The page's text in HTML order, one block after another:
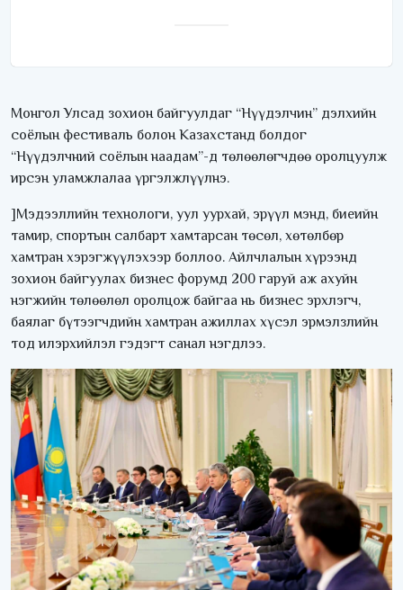
Монгол Улсад зохион байгуулдаг “Нүүдэлчин” дэлхийн
соёлын фестиваль болон Казахстанд болдог
“Нүүдэлчний соёлын наадам”-д төлөөлөгчдөө оролцуулж
ирсэн уламжлалаа үргэлжлүүлнэ.
]Мэдээллийн технологи, уул уурхай, эрүүл мэнд, биеийн
тамир, спортын салбарт хамтарсан төсөл, хөтөлбөр
хамтран хэрэгжүүлэхээр боллоо. Айлчлалын хүрээнд
зохион байгуулах бизнес форумд 200 гаруй аж ахуйн
нэгжийн төлөөлөл оролцож байгаа нь бизнес эрхлэгч,
баялаг бүтээгчдийн хамтран ажиллах хүсэл эрмэлзлийн
тод илэрхийлэл гэдэгт санал нэгдлээ.